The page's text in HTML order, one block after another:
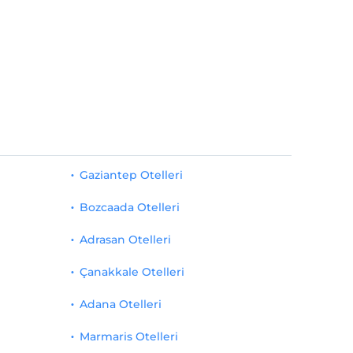
Gaziantep Otelleri
Bozcaada Otelleri
Adrasan Otelleri
Çanakkale Otelleri
Adana Otelleri
Marmaris Otelleri